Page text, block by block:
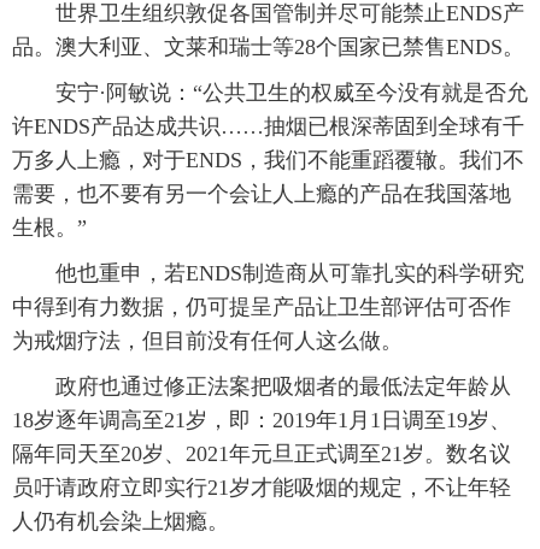
世界卫生组织敦促各国管制并尽可能禁止ENDS产
品。澳大利亚、文莱和瑞士等28个国家已禁售ENDS。
安宁·阿敏说：“公共卫生的权威至今没有就是否允
许ENDS产品达成共识……抽烟已根深蒂固到全球有千
万多人上瘾，对于ENDS，我们不能重蹈覆辙。我们不
需要，也不要有另一个会让人上瘾的产品在我国落地
生根。”
他也重申，若ENDS制造商从可靠扎实的科学研究
中得到有力数据，仍可提呈产品让卫生部评估可否作
为戒烟疗法，但目前没有任何人这么做。
政府也通过修正法案把吸烟者的最低法定年龄从
18岁逐年调高至21岁，即：2019年1月1日调至19岁、
隔年同天至20岁、2021年元旦正式调至21岁。数名议
员吁请政府立即实行21岁才能吸烟的规定，不让年轻
人仍有机会染上烟瘾。